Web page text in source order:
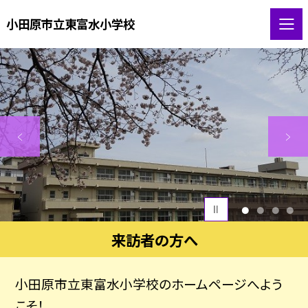
小田原市立東富水小学校
1 2 3 4
来訪者の方へ
小田原市立東富水小学校のホームページへよう